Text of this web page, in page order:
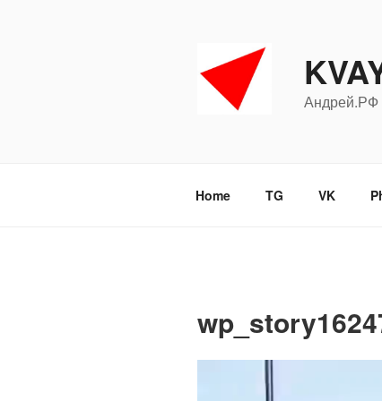
Андрей.РФ
Home TG VK